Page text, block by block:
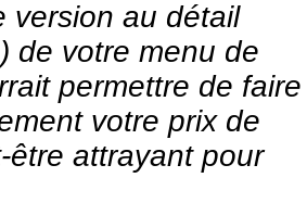
version au détail
de votre menu de
permettre de faire
votre prix de
être attrayant pour